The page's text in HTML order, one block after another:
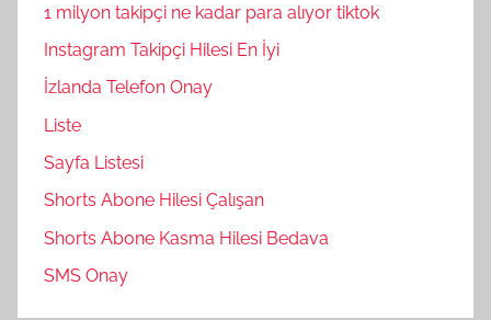
1 milyon takipçi ne kadar para alıyor tiktok
Instagram Takipçi Hilesi En İyi
İzlanda Telefon Onay
Liste
Sayfa Listesi
Shorts Abone Hilesi Çalışan
Shorts Abone Kasma Hilesi Bedava
SMS Onay